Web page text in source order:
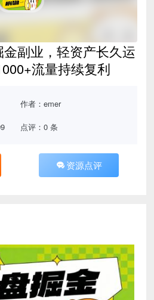
副业，轻资产长久运
流量持续复利
作者：emer
点评：0 条
资源点评